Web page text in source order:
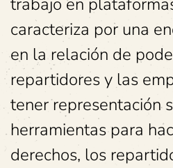
caracteriza por una
en la relación de
repartidores y las
tener representación
herramientas para
derechos, los